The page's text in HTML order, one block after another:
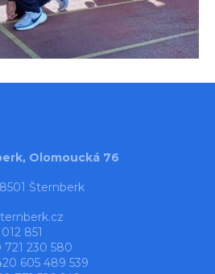
Olomoucká 76
Šternberk
851
721 230 580
605 489 539